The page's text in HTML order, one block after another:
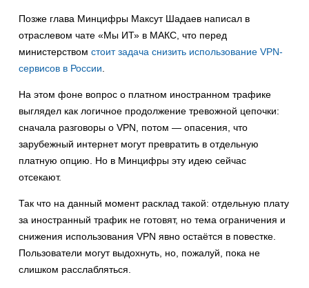
Позже глава Минцифры Максут Шадаев написал в
отраслевом чате «Мы ИТ» в МАКС, что перед
министерством стоит задача снизить использование VPN-
сервисов в России
На этом фоне вопрос о платном иностранном трафике
выглядел как логичное продолжение тревожной цепочки:
сначала разговоры о VPN, потом — опасения, что
зарубежный интернет могут превратить в отдельную
платную опцию. Но в Минцифры эту идею сейчас
отсекают.
Так что на данный момент расклад такой: отдельную плату
за иностранный трафик не готовят, но тема ограничения и
снижения использования VPN явно остаётся в повестке.
Пользователи могут выдохнуть, но, пожалуй, пока не
слишком расслабляться.